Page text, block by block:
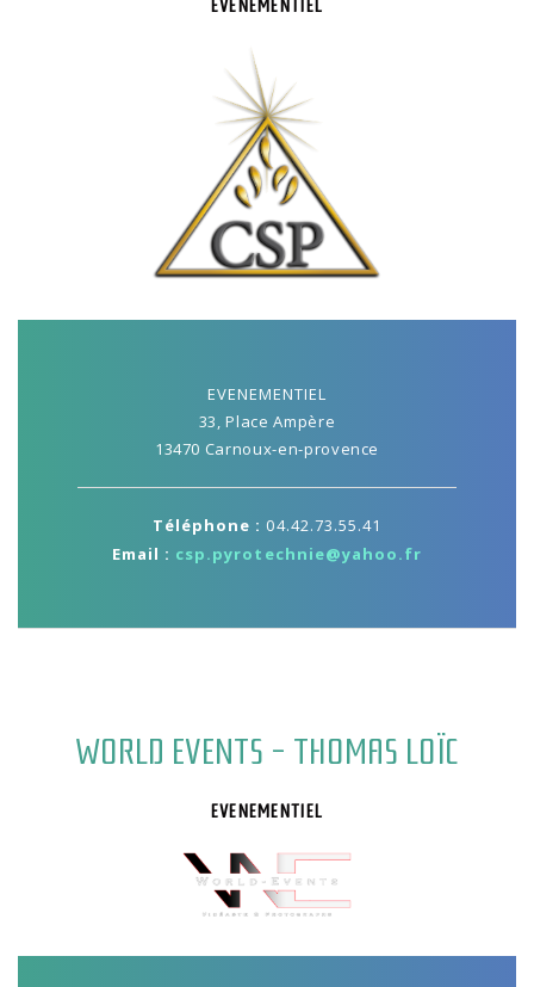
EVENEMENTIEL
EVENEMENTIEL
33, Place Ampère
13470 Carnoux-en-provence
Téléphone : 04.42.73.55.41
Email : csp.pyrotechnie@yahoo.fr
WORLD EVENTS - THOMAS LOÏC
EVENEMENTIEL